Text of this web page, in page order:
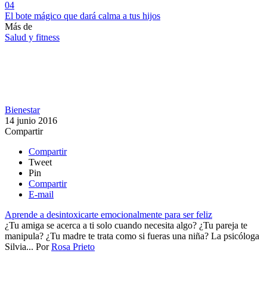
04
El bote mágico que dará calma a tus hijos
Más de
Salud y fitness
Bienestar
14 junio 2016
Compartir
Compartir
Tweet
Pin
Compartir
E-mail
Aprende a desintoxicarte emocionalmente para ser feliz
¿Tu amiga se acerca a ti solo cuando necesita algo? ¿Tu pareja te
manipula? ¿Tu madre te trata como si fueras una niña? La psicóloga
Silvia... PorRosa Prieto